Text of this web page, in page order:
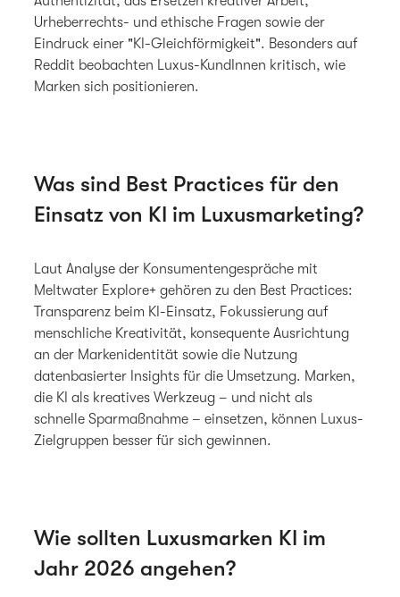
Urheberrechts- und ethische Fragen sowie der
Eindruck einer "KI-Gleichförmigkeit". Besonders auf
Reddit beobachten Luxus-KundInnen kritisch, wie
Marken sich positionieren.
Was sind Best Practices für den
Einsatz von KI im Luxusmarketing?
Laut Analyse der Konsumentengespräche mit
Meltwater Explore+ gehören zu den Best Practices:
Transparenz beim KI-Einsatz, Fokussierung auf
menschliche Kreativität, konsequente Ausrichtung
an der Markenidentität sowie die Nutzung
datenbasierter Insights für die Umsetzung. Marken,
die KI als kreatives Werkzeug – und nicht als
schnelle Sparmaßnahme – einsetzen, können Luxus-
Zielgruppen besser für sich gewinnen.
Wie sollten Luxusmarken KI im
Jahr 2026 angehen?